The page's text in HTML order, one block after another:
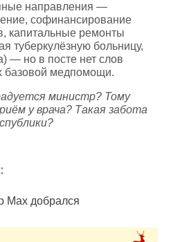
направления —
софинансирование
капитальные ремонты
туберкулёзную больницу,
— но в посте нет слов
базовой медпомощи.
министр? Тому
у врача? Такая забота
Max добрался